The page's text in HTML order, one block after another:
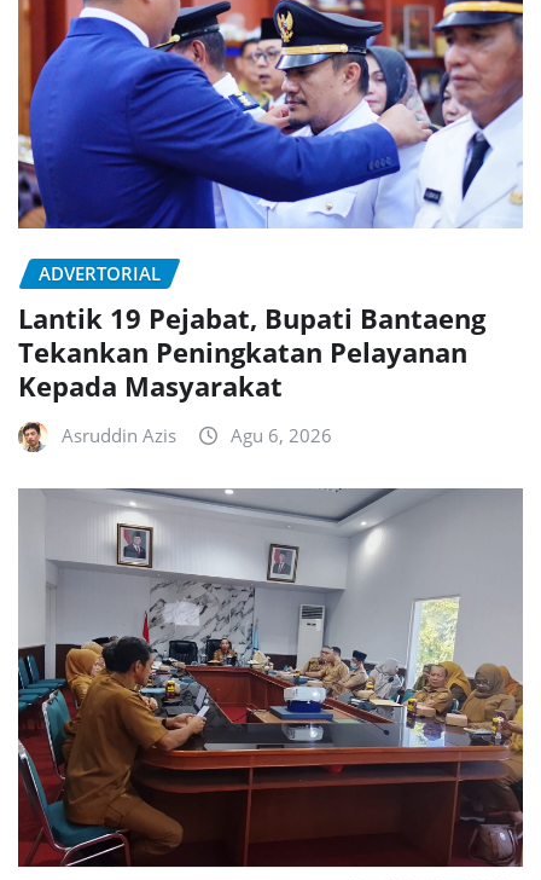
ADVERTORIAL
Lantik 19 Pejabat, Bupati Bantaeng
Tekankan Peningkatan Pelayanan
Kepada Masyarakat
Asruddin Azis Agu 6, 2026